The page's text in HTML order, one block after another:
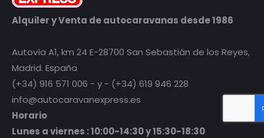
Alquiler y Venta de autocaravanas desde 1986
Autovía A1, km 24 E-28700 San Sebastián de los Reyes,
Madrid. España
(+34) 916 571 006 - y - (+34) 619 946 228
info@autocaravanexpress.es
Horario
Lunes a viernes : 10:00-14:30 y 15:30-18:30